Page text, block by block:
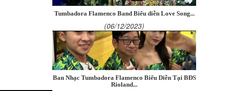
Tumbadora Flamenco Band Biểu diễn Love Song...
(06/12/2023)
Ban Nhạc Tumbadora Flamenco Biểu Diễn Tại BĐS
Rioland...